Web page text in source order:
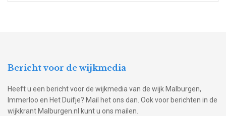
Bericht voor de wijkmedia
Heeft u een bericht voor de wijkmedia van de wijk Malburgen,
Immerloo en Het Duifje? Mail het ons dan. Ook voor berichten in de
wijkkrant Malburgen.nl kunt u ons mailen.